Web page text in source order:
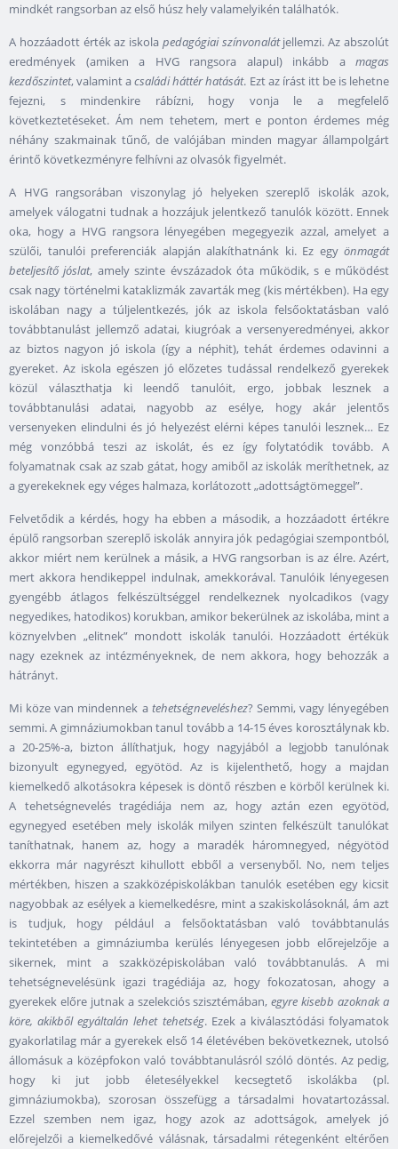
mindkét rangsorban az első húsz hely valamelyikén találhatók.
A hozzáadott érték az iskola pedagógiai színvonalátjellemzi. Az abszolút
eredmények (amiken a HVG rangsora alapul) inkább a magas
kezdőszintet, valamint acsaládi háttér hatását. Ezt az írást itt be is lehetne
fejezni, s mindenkire rábízni, hogy vonja le a megfelelő
következtetéseket. Ám nem tehetem, mert e ponton érdemes még
néhány szakmainak tűnő, de valójában minden magyar állampolgárt
érintő következményre felhívni az olvasók figyelmét.
A HVG rangsorában viszonylag jó helyeken szereplő iskolák azok,
amelyek válogatni tudnak a hozzájuk jelentkező tanulók között. Ennek
oka, hogy a HVG rangsora lényegében megegyezik azzal, amelyet a
szülői, tanulói preferenciák alapján alakíthatnánk ki. Ez egy önmagát
beteljesítő jóslat, amely szinte évszázadok óta működik, s e működést
csak nagy történelmi kataklizmák zavarták meg (kis mértékben). Ha egy
iskolában nagy a túljelentkezés, jók az iskola felsőoktatásban való
továbbtanulást jellemző adatai, kiugróak a versenyeredményei, akkor
az biztos nagyon jó iskola (így a néphit), tehát érdemes odavinni a
gyereket. Az iskola egészen jó előzetes tudással rendelkező gyerekek
közül választhatja ki leendő tanulóit, ergo, jobbak lesznek a
továbbtanulási adatai, nagyobb az esélye, hogy akár jelentős
versenyeken elindulni és jó helyezést elérni képes tanulói lesznek… Ez
még vonzóbbá teszi az iskolát, és ez így folytatódik tovább. A
folyamatnak csak az szab gátat, hogy amiből az iskolák meríthetnek, az
a gyerekeknek egy véges halmaza, korlátozott „adottságtömeggel”.
Felvetődik a kérdés, hogy ha ebben a második, a hozzáadott értékre
épülő rangsorban szereplő iskolák annyira jók pedagógiai szempontból,
akkor miért nem kerülnek a másik, a HVG rangsorban is az élre. Azért,
mert akkora hendikeppel indulnak, amekkorával. Tanulóik lényegesen
gyengébb átlagos felkészültséggel rendelkeznek nyolcadikos (vagy
negyedikes, hatodikos) korukban, amikor bekerülnek az iskolába, mint a
köznyelvben „elitnek” mondott iskolák tanulói. Hozzáadott értékük
nagy ezeknek az intézményeknek, de nem akkora, hogy behozzák a
hátrányt.
Mi köze van mindennek a tehetségneveléshez? Semmi, vagy lényegében
semmi. A gimnáziumokban tanul tovább a 14-15 éves korosztálynak kb.
a 20-25%-a, bizton állíthatjuk, hogy nagyjából a legjobb tanulónak
bizonyult egynegyed, egyötöd. Az is kijelenthető, hogy a majdan
kiemelkedő alkotásokra képesek is döntő részben e körből kerülnek ki.
A tehetségnevelés tragédiája nem az, hogy aztán ezen egyötöd,
egynegyed esetében mely iskolák milyen szinten felkészült tanulókat
taníthatnak, hanem az, hogy a maradék háromnegyed, négyötöd
ekkorra már nagyrészt kihullott ebből a versenyből. No, nem teljes
mértékben, hiszen a szakközépiskolákban tanulók esetében egy kicsit
nagyobbak az esélyek a kiemelkedésre, mint a szakiskolásoknál, ám azt
is tudjuk, hogy például a felsőoktatásban való továbbtanulás
tekintetében a gimnáziumba kerülés lényegesen jobb előrejelzője a
sikernek, mint a szakközépiskolában való továbbtanulás. A mi
tehetségnevelésünk igazi tragédiája az, hogy fokozatosan, ahogy a
gyerekek előre jutnak a szelekciós szisztémában,egyre kisebb azoknak a
köre, akikből egyáltalán lehet tehetség. Ezek a kiválasztódási folyamatok
gyakorlatilag már a gyerekek első 14 életévében bekövetkeznek, utolsó
állomásuk a középfokon való továbbtanulásról szóló döntés. Az pedig,
hogy ki jut jobb életesélyekkel kecsegtető iskolákba (pl.
gimnáziumokba), szorosan összefügg a társadalmi hovatartozással.
Ezzel szemben nem igaz, hogy azok az adottságok, amelyek jó
előrejelzői a kiemelkedővé válásnak, társadalmi rétegenként eltérően